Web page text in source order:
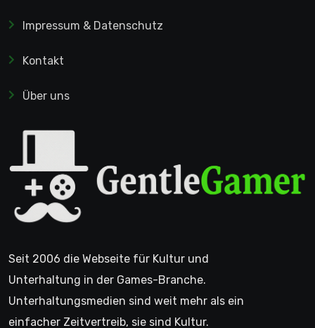
Impressum & Datenschutz
Kontakt
Über uns
Seit 2006 die Webseite für Kultur und
Unterhaltung in der Games-Branche.
Unterhaltungsmedien sind weit mehr als ein
einfacher Zeitvertreib, sie sind Kultur.